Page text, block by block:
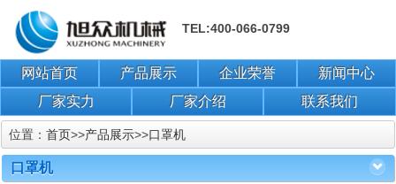
TEL:400-066-0799
网站首页 产品展示 企业荣誉
新闻中心
厂家实力
厂家介绍 联系我们
位置： 首页>>产品展示>>口罩机
口罩机